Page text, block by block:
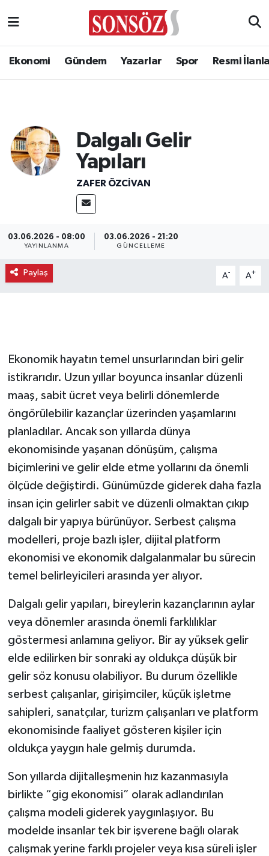
Ekonomi Gündem Yazarlar Spor Resmi
Dalgalı Gelir
Yapıları
ZAFER ÖZCIVAN
03.06.2026 - 08:00
YAYINLANMA
03.06.2026 - 21:20
GÜNCELLEME
Paylaş A- A+
Ekonomik hayatın temel unsurlarından biri gelir
istikrarıdır. Uzun yıllar boyunca insanlar düzenli
maaş, sabit ücret veya belirli dönemlerde
öngörülebilir kazançlar üzerinden yaşamlarını
planladılar. Ancak son yıllarda dünya
ekonomisinde yaşanan dönüşüm, çalışma
biçimlerini ve gelir elde etme yollarını da önemli
ölçüde değiştirdi. Günümüzde giderek daha fazla
insan için gelirler sabit ve düzenli olmaktan çıkıp
dalgalı bir yapıya bürünüyor. Serbest çalışma
modelleri, proje bazlı işler, dijital platform
ekonomisi ve ekonomik dalgalanmalar bu sürecin
temel belirleyicileri arasında yer alıyor.
Dalgalı gelir yapıları, bireylerin kazançlarının aylar
veya dönemler arasında önemli farklılıklar
göstermesi anlamına geliyor. Bir ay yüksek gelir
elde edilirken bir sonraki ay oldukça düşük bir
gelir söz konusu olabiliyor. Bu durum özellikle
serbest çalışanlar, girişimciler, küçük işletme
sahipleri, sanatçılar, turizm çalışanları ve platform
ekonomisinde faaliyet gösteren kişiler için
oldukça yaygın hale gelmiş durumda.
Son yıllarda dijitalleşmenin hız kazanmasıyla
birlikte “gig ekonomisi” olarak adlandırılan
çalışma modeli giderek yaygınlaşıyor. Bu
modelde insanlar tek bir işverene bağlı olarak
çalışmak yerine farklı projeler veya kısa süreli işler